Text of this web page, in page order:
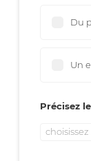
Du
Un
Précisez